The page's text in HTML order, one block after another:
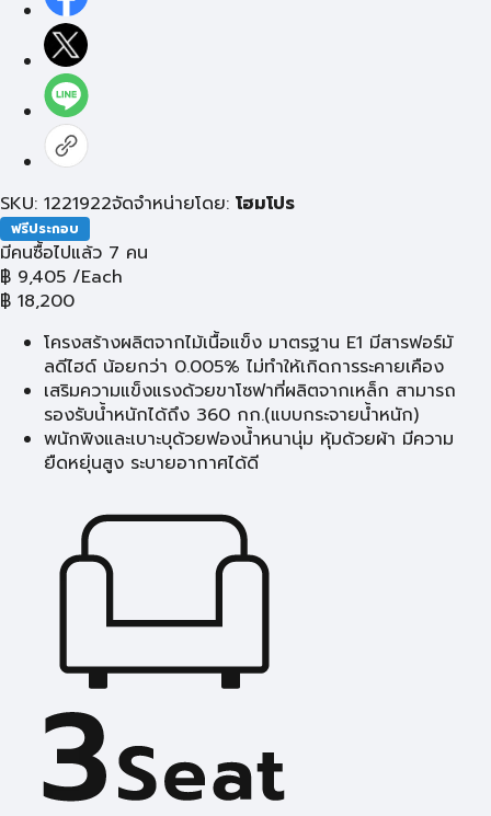
SKU: 1221922จัดจำหน่ายโดย: โฮมโปร
ฟรีประกอบ
มีคนซื้อไปแล้ว 7 คน
฿ 9,405 /Each
฿ 18,200
โครงสร้างผลิตจากไม้เนื้อแข็ง มาตรฐาน E1 มีสารฟอร์มั
ลดีไฮด์ น้อยกว่า 0.005% ไม่ทำให้เกิดการระคายเคือง
เสริมความแข็งแรงด้วยขาโซฟาที่ผลิตจากเหล็ก สามารถ
รองรับน้ำหนักได้ถึง 360 กก.(แบบกระจายน้ำหนัก)
พนักพิงและเบาะบุด้วยฟองน้ำหนานุ่ม หุ้มด้วยผ้า มีความ
ยืดหยุ่นสูง ระบายอากาศได้ดี